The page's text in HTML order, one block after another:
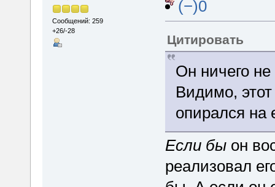
Сообщений: 259
+26/-28
(−)0
Цитировать
Он ничего
Видимо,
опирался на
Если быон
реализовал